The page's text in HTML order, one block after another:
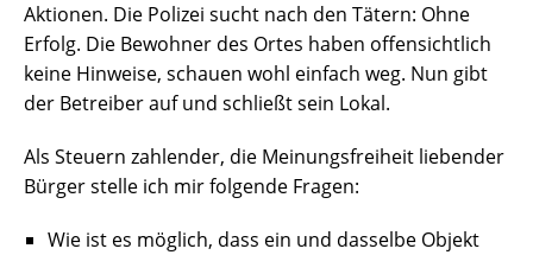
Aktionen. Die Polizei sucht nach den Tätern: Ohne
Erfolg. Die Bewohner des Ortes haben offensichtlich
keine Hinweise, schauen wohl einfach weg. Nun gibt
der Betreiber auf und schließt sein Lokal.
Als Steuern zahlender, die Meinungsfreiheit liebender
Bürger stelle ich mir folgende Fragen:
Wie ist es möglich, dass ein und dasselbe Objekt